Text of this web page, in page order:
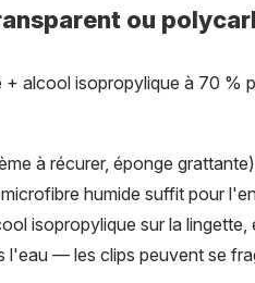
ou
alcool isopropylique à 70 %
à récurer, éponge
humide suffit pour
isopropylique sur la lingette,
l'eau — les clips peuvent se